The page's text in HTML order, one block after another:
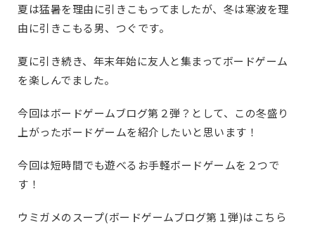
夏は猛暑を理由に引きこもってましたが、冬は寒波を理
由に引きこもる男、つぐです。
夏に引き続き、年末年始に友人と集まってボードゲーム
を楽しんでました。
今回はボードゲームブログ第２弾？として、この冬盛り
上がったボードゲームを紹介したいと思います！
今回は短時間でも遊べるお手軽ボードゲームを２つで
す！
ウミガメのスープ(ボードゲームブログ第１弾)はこちら